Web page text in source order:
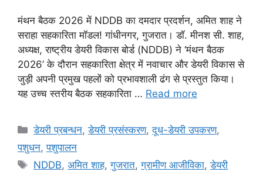
मंथन बैठक 2026 में NDDB का दमदार प्रदर्शन, अमित शाह ने
सराहा सहकारिता मॉडल! गांधीनगर, गुजरात। डॉ. मीनश सी. शाह,
अध्यक्ष, राष्ट्रीय डेयरी विकास बोर्ड (NDDB) ने ‘मंथन बैठक
2026’ के दौरान सहकारिता क्षेत्र में नवाचार और डेयरी विकास से
जुड़ी अपनी प्रमुख पहलों को प्रभावशाली ढंग से प्रस्तुत किया।
यह उच्च स्तरीय बैठक सहकारिता … Read more
डेयरी प्रबन्धन,डेयरी प्रसंस्करण,दूध-डेयरी उपकरण,
पशुधन,पशुपालन
NDDB,अमित शाह,गुजरात,ग्रामीण आजीविका,डेयरी